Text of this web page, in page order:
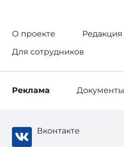
О проекте
Редакция
Для сотрудников
Реклама Документы
Вконтакте